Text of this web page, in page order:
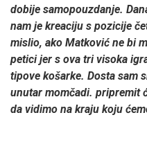
dobije samopouzdanje.
nam je kreaciju s pozicije
mislio, ako Matković ne bi
petici jer s ova tri visoka
tipove košarke. Dosta sam
unutar momčadi. pripremit
da vidimo na kraju koju